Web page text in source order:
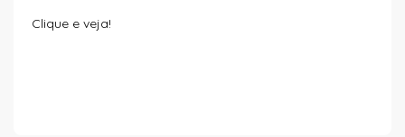
Clique e veja!